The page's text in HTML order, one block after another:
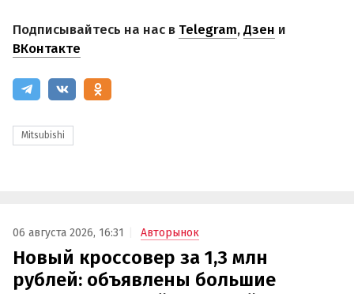
Подписывайтесь на нас в Telegram,Дзен и
ВКонтакте
Mitsubishi
06 августа 2026, 16:31 Авторынок
Новый кроссовер за 1,3 млн
рублей: объявлены большие